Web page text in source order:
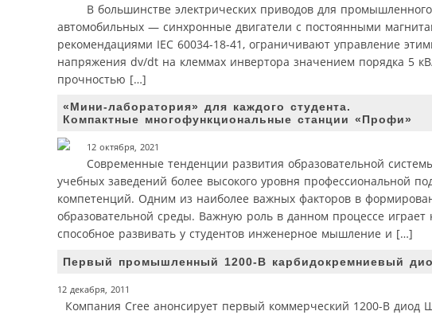
В большинстве электрических приводов для
автомобильных — синхронные двигатели с постоянными
рекомендациями IEC 60034-18-41, ограничивают управление
напряжения dv/dt на клеммах инвертора значением порядка 5
прочностью […]
«Мини-лаборатория» для каждого студента.
Компактные многофункциональные станции «Профи»
12 октября, 2021
Современные тенденции развития образовательной
учебных заведений более высокого уровня профессиональной
компетенций. Одним из наиболее важных факторов в
образовательной среды. Важную роль в данном процессе играет
способное развивать у студентов инженерное мышление и […]
Первый промышленный 1200-В карбидокремниевый
12 декабря, 2011
Компания Cree анонсирует первый коммерческий 1200-В диод